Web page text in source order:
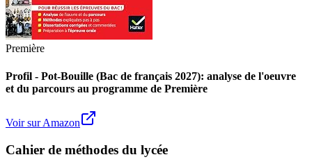
Première
Profil - Pot-Bouille (Bac de français 2027): analyse de l'oeuvre
et du parcours au programme de Première
Voir sur Amazon
Cahier de méthodes du lycée